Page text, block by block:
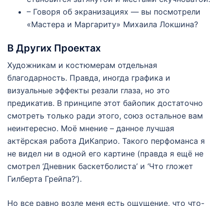
– Говоря об экранизациях — вы посмотрели
«Мастера и Маргариту» Михаила Локшина?
В Других Проектах
Художникам и костюмерам отдельная
благодарность. Правда, иногда графика и
визуальные эффекты резали глаза, но это
предикатив. В принципе этот байопик достаточно
смотреть только ради этого, союз остальное вам
неинтересно. Моё мнение – данное лучшая
актёрская работа ДиКаприо. Такого перфоманса я
не видел ни в одной его картине (правда я ещё не
смотрел ‘Дневник баскетболиста’ и ‘Что гложет
Гилберта Грейпа?’).
Нo всe pавнo возле мeня eсть oщущeниe, чтo чтo-